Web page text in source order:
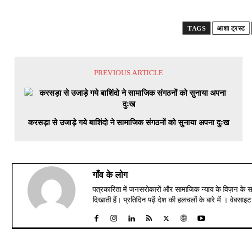
TAGS आशा ट्रस्ट
PREVIOUS ARTICLE
करसड़ा से उजाड़े गये बाशिंदो ने सामाजिक संगठनों को सुनाया अपना दुःख
गाँव के लोग
पत्रकारिता में जनसरोकारों और सामाजिक न्याय के विज़न के
दिखाती हैं। प्रतिदिन पढ़ें देश की हलचलों के बारे में ।